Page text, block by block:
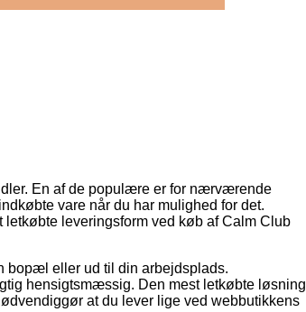
En af de populære er for nærværende
vare når du har mulighed for det.
letkøbte leveringsform ved køb af Calm Club
bopæl eller ud til din arbejdsplads.
hensigtsmæssig. Den mest letkøbte løsning
at du lever lige ved webbutikkens